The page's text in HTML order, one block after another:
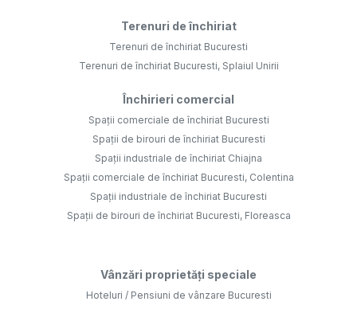
Terenuri de închiriat
Terenuri de închiriat Bucuresti
Terenuri de închiriat Bucuresti, Splaiul Unirii
Închirieri comercial
Spații comerciale de închiriat Bucuresti
Spații de birouri de închiriat Bucuresti
Spații industriale de închiriat Chiajna
Spații comerciale de închiriat Bucuresti, Colentina
Spații industriale de închiriat Bucuresti
Spații de birouri de închiriat Bucuresti, Floreasca
Vânzări proprietăți speciale
Hoteluri / Pensiuni de vânzare Bucuresti